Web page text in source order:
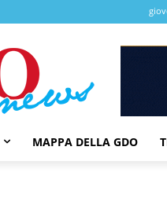
MAPPA DELLA GDO